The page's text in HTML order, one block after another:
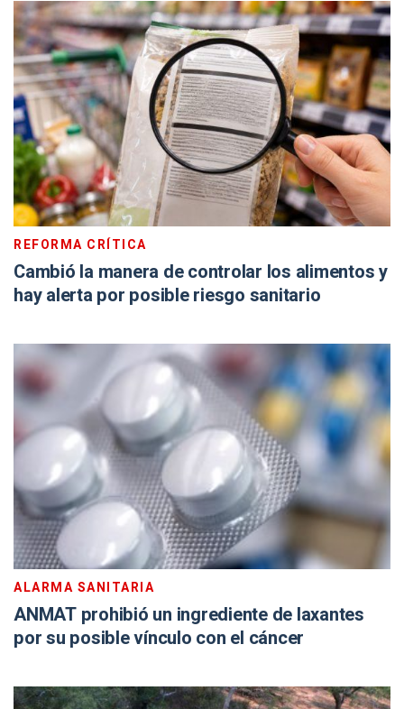
REFORMA CRÍTICA
Cambió la manera de controlar los alimentos y
hay alerta por posible riesgo sanitario
ALARMA SANITARIA
ANMAT prohibió un ingrediente de laxantes
por su posible vínculo con el cáncer